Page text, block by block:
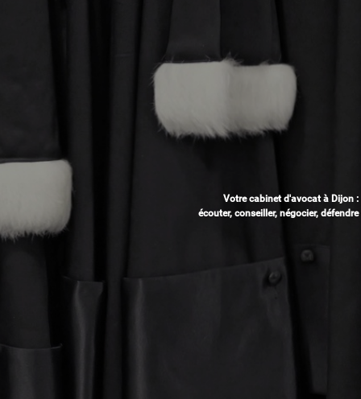
Votre cabinet d'avocat à Dijon :
écouter, conseiller, négocier, défendre